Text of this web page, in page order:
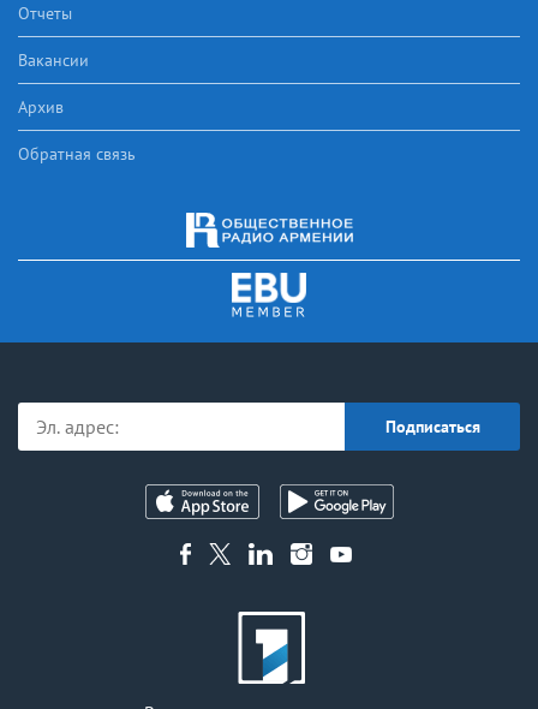
Отчеты
Вакансии
Архив
Обратная связь